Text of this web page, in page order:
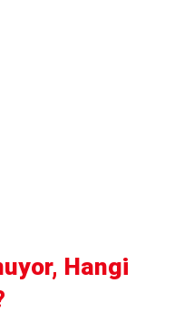
Hangi